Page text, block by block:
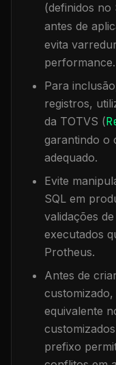
(definidos no
antes de
evita
performance.
Para
registros,
da TOTVS (
garantindo o
adequado.
Evite
SQL em
validações
executados
Protheus.
Antes de
equivalente
prefixo